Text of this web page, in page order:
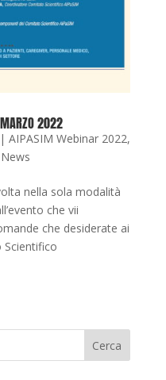
MARZO 2022
AIPASIM Webinar 2022,
News
nella sola modalità
che vii
che desiderate ai
Scientifico